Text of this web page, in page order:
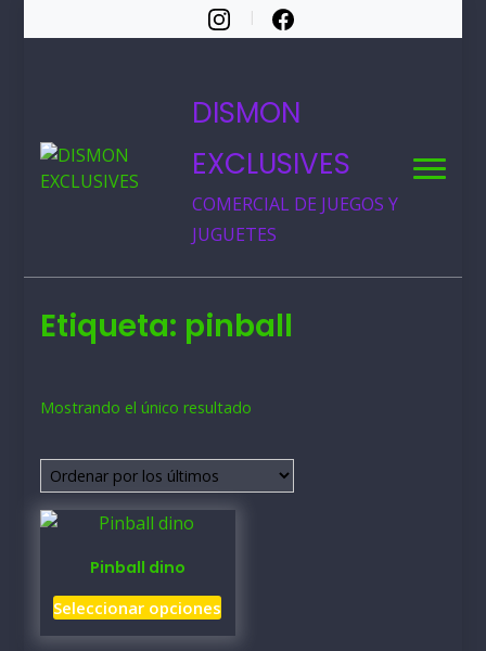
DISMON
EXCLUSIVES
COMERCIAL DE JUEGOS Y
JUGUETES
Etiqueta: pinball
Mostrando el único resultado
Pinball dino
Seleccionar opcionesEste